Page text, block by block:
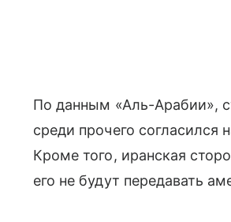
По данным «Аль-Арабии»,
среди прочего
Кроме того, иранская
его не будут передавать